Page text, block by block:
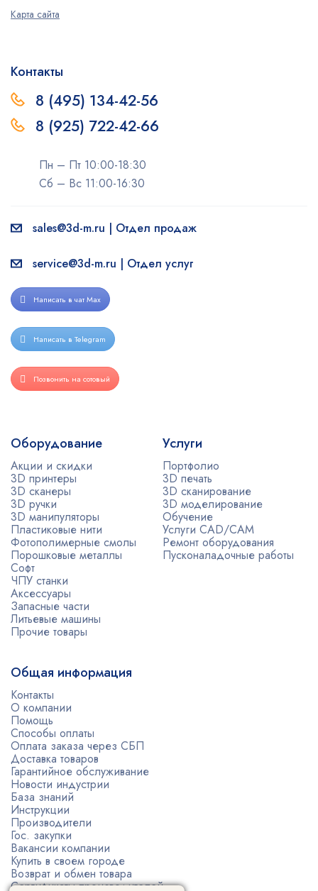
Карта сайта
Контакты
8 (495) 134-42-56
8 (925) 722-42-66
Пн – Пт 10:00-18:30
Сб – Вс 11:00-16:30
sales@3d-m.ru | Отдел продаж
service@3d-m.ru | Отдел услуг
Написать в чат Max
Написать в Telegram
Позвонить на сотовый
Оборудование
Акции и скидки
3D принтеры
3D сканеры
3D ручки
3D манипуляторы
Пластиковые нити
Фотополимерные смолы
Порошковые металлы
Софт
ЧПУ станки
Аксессуары
Запасные части
Литьевые машины
Прочие товары
Услуги
Портфолио
3D печать
3D сканирование
3D моделирование
Обучение
Услуги CAD/CAM
Ремонт оборудования
Пусконаладочные работы
Общая информация
Контакты
О компании
Помощь
Способы оплаты
Оплата заказа через СБП
Доставка товаров
Гарантийное обслуживание
Новости индустрии
База знаний
Инструкции
Производители
Гос. закупки
Вакансии компании
Купить в своем городе
Возврат и обмен товара
Сертификаты производителей